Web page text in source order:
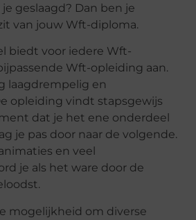
geslaagd? Dan ben je
van jouw Wft-diploma.
biedt voor iedere Wft-
Wft-opleiding aan.
laagdrempelig en
opleiding vindt stapsgewijs
dat je het ene onderdeel
je pas door naar de volgende.
en veel
je als het ware door de
mogelijkheid om diverse